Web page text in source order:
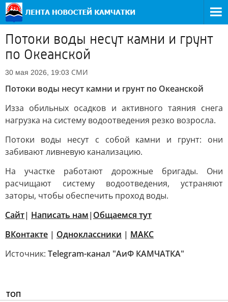
Потоки воды несут камни и грунт
по Океанской
30 мая 2026, 19:03 СМИ
Потоки воды несут камни и грунт по Океанской
Изза обильных осадков и активного таяния снега
нагрузка на систему водоотведения резко возросла.
Потоки воды несут с собой камни и грунт: они
забивают ливневую канализацию.
На участке работают дорожные бригады. Они
расчищают систему водоотведения, устраняют
заторы, чтобы обеспечить проход воды.
Сайт| Написать нам| Общаемся тут
ВКонтакте | Одноклассники | МАКС
Источник: Telegram-канал "АиФ КАМЧАТКА"
ТОП